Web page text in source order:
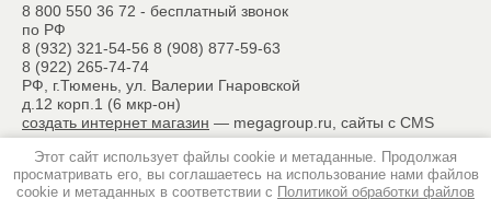
8 800 550 36 72 - бесплатный звонок
по РФ
8 (932) 321-54-56 8 (908) 877-59-63
8 (922) 265-74-74
РФ, г.Тюмень, ул. Валерии Гнаровской
д.12 корп.1 (6 мкр-он)
создать интернет магазин — megagroup.ru, сайты с CMS
Этот сайт использует файлы cookie и метаданные. Продолжая
просматривать его, вы соглашаетесь на использование нами файлов
cookie и метаданных в соответствии с Политикой обработки файлов